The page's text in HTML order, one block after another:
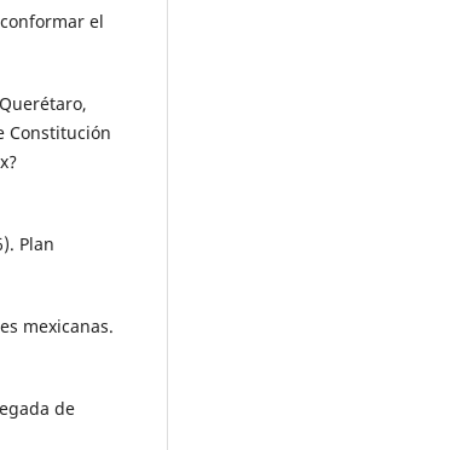
el
Constitución
Plan
mexicanas.
de